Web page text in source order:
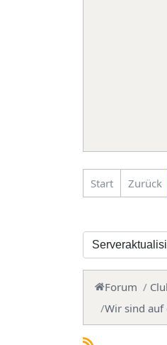
Start Zurück
Forum
Wir sind auf